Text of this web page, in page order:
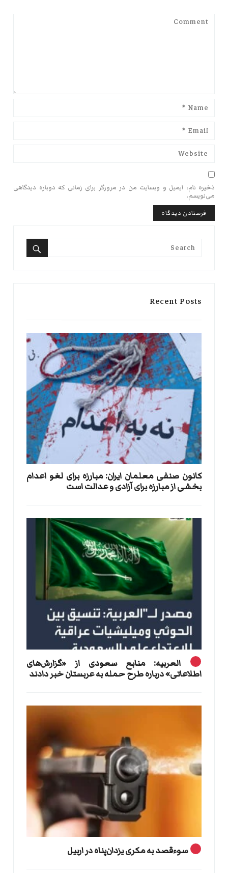
ذخیره نام، ایمیل و وبسایت من در مرورگر برای زمانی که دوباره دیدگاهی
می‌نویسم.
Search
Recent Posts
کانون صنفی معلمان ایران: مبارزه برای لغو اعدام
بخشی از مبارزه برای آزادی و عدالت است
العربیه: منابع سعودی از «گزارش‌های
اطلاعاتی» درباره طرح حمله به عربستان خبر دادند
سوءقصد به مکری یزدان‌پناه در اربیل